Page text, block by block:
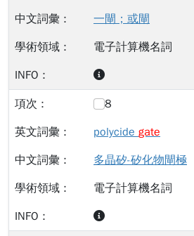
一閘；或閘
電子計算機名詞
8
polycide gate
多晶矽-矽化物閘極
電子計算機名詞